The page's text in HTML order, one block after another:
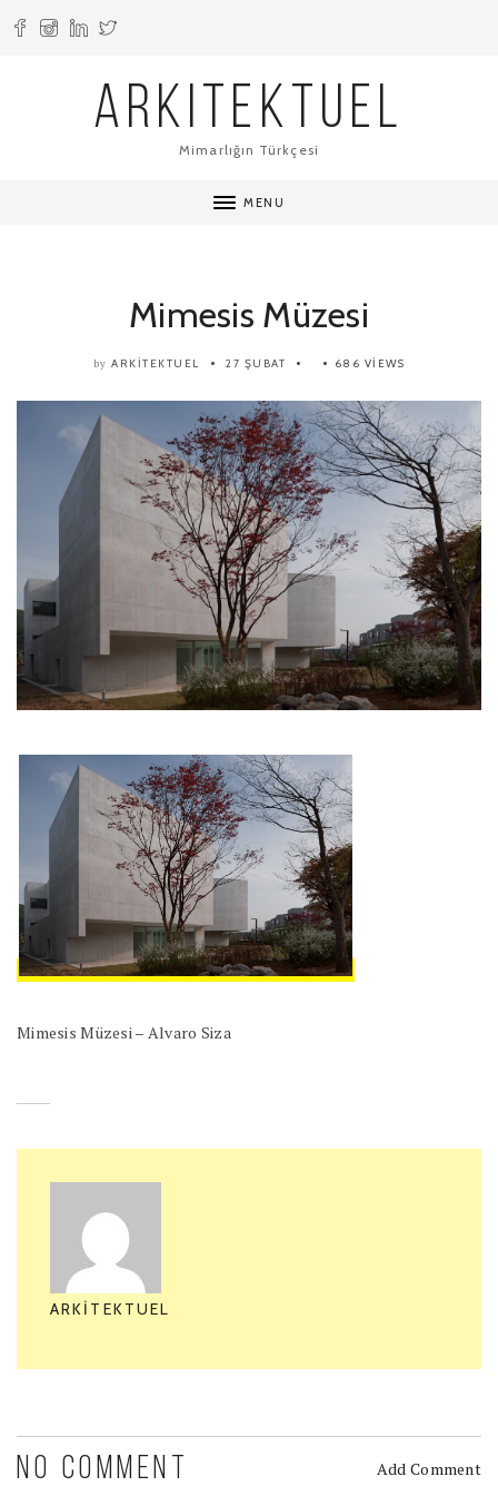
ARKITEKTUEL
Mimarlığın Türkçesi
MENU
Mimesis Müzesi
by ARKITEKTUEL 27 ŞUBAT 686 VIEWS
Mimesis Müzesi – Alvaro Siza
ARKITEKTUEL
NO COMMENT Add Comment